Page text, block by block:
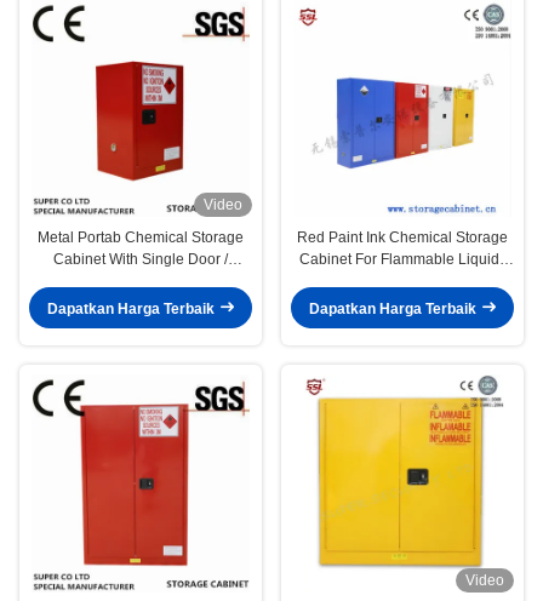
Video
Metal Portab Chemical Storage
Cabinet With Single Door /
Dapatkan Harga Terbaik
Red Paint Ink Chemical Storage
Cabinet For Flammable Liquids
Dapatkan Harga Terbaik
Video